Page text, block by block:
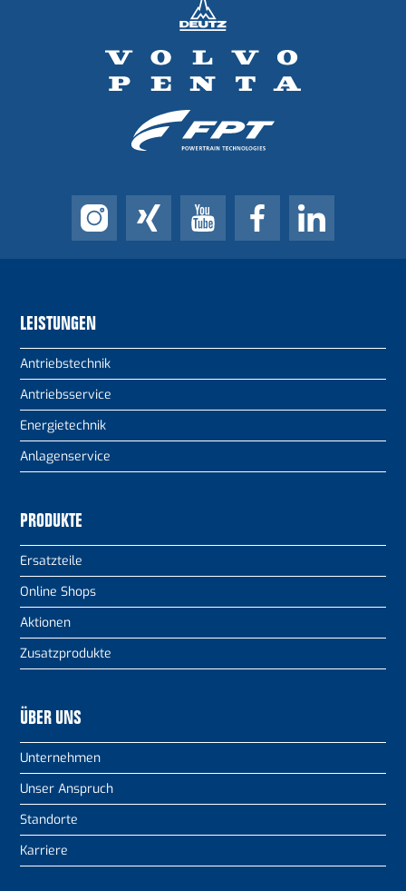
LEISTUNGEN
Antriebstechnik
Antriebsservice
Energietechnik
Anlagenservice
PRODUKTE
Ersatzteile
Online Shops
Aktionen
Zusatzprodukte
ÜBER UNS
Unternehmen
Unser Anspruch
Standorte
Karriere